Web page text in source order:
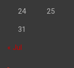
24 25
31
« Jul